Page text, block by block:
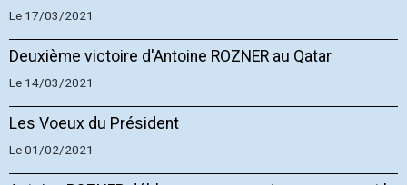
Le 17/03/2021
Deuxième victoire d'Antoine ROZNER au Qatar
Le 14/03/2021
Les Voeux du Président
Le 01/02/2021